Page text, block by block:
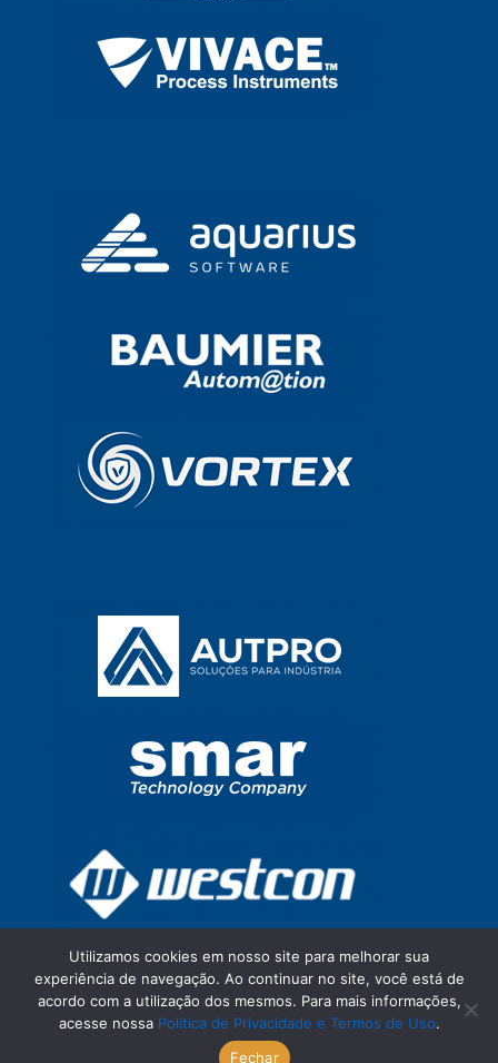
Utilizamos cookies em nosso site para melhorar sua
experiência de navegação. Ao continuar no site, você está de
acordo com a utilização dos mesmos. Para mais informações,
acesse nossa Política de Privacidade e Termos de Uso.
Fechar